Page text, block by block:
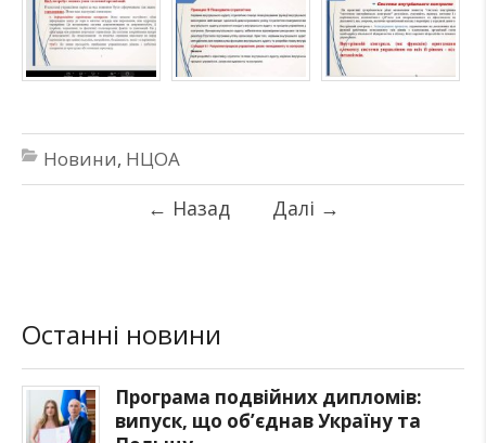
Новини, НЦОА
← Назад Далі →
Останні новини
Програма подвійних дипломів:
випуск, що об’єднав Україну та